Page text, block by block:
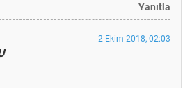
Yanıtla
2 Ekim 2018, 02:03